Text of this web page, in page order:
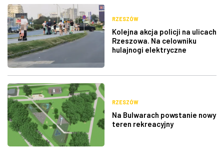
RZESZÓW
Kolejna akcja policji na ulicach
Rzeszowa. Na celowniku
hulajnogi elektryczne
RZESZÓW
Na Bulwarach powstanie nowy
teren rekreacyjny